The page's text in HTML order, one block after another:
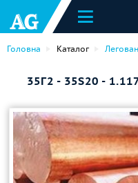
Головна Каталог
35Г2 - 35S20 -